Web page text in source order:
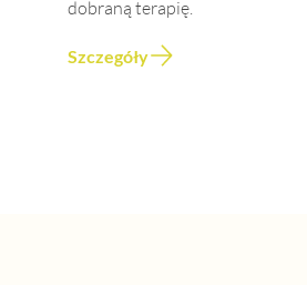
dobraną terapię.
Szczegóły